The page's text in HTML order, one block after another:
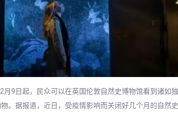
月9日起，民众可以在英国伦敦自然史博物馆看到诸如
物。据报道，近日，受疫情影响而关闭好几个月的自然